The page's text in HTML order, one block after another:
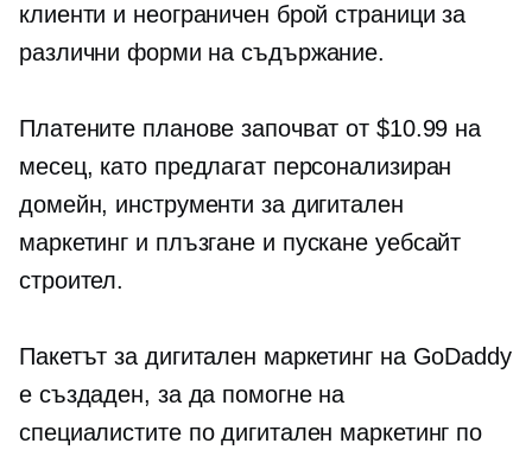
клиенти и неограничен брой страници за
различни форми на съдържание.
Платените планове започват от $10.99 на
месец, като предлагат персонализиран
домейн, инструменти за дигитален
маркетинг и плъзгане и пускане уебсайт
строител.
Пакетът за дигитален маркетинг на GoDaddy
е създаден, за да помогне на
специалистите по дигитален маркетинг по